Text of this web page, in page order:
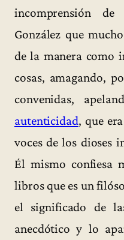
incomprensión
González que
de la manera como
cosas, amagando,
convenidas,
autenticidad, que
voces de los dioses
Él mismo confiesa
libros que es un
el significado de
anecdótico y lo